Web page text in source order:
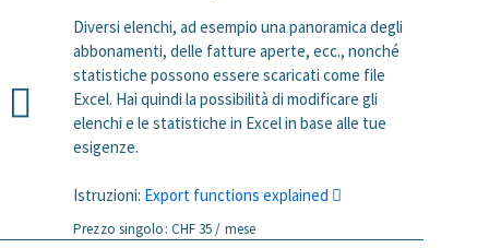
Diversi elenchi, ad esempio una panoramica degli
abbonamenti, delle fatture aperte, ecc., nonché
statistiche possono essere scaricati come file
Excel. Hai quindi la possibilità di modificare gli
elenchi e le statistiche in Excel in base alle tue
esigenze.
Istruzioni: Export functions explained
Prezzo singolo: CHF 35 / mese